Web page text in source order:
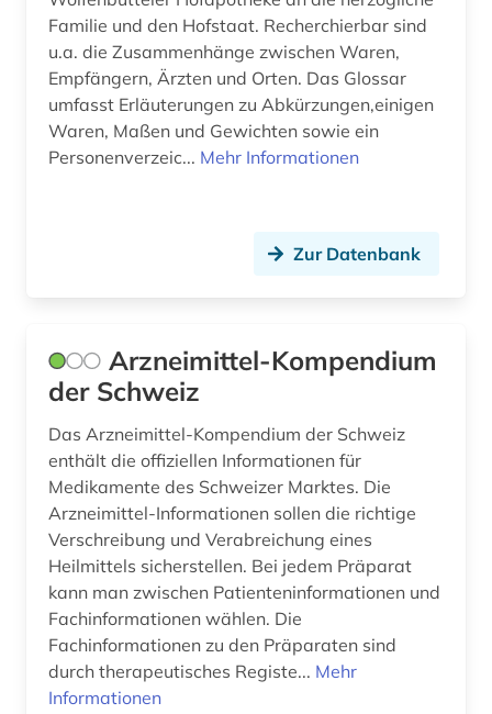
Museumswesen (0)
Familie und den Hofstaat. Recherchierbar sind
u.a. die Zusammenhänge zwischen Waren,
Empfängern, Ärzten und Orten. Das Glossar
umfasst Erläuterungen zu Abkürzungen,einigen
Waren, Maßen und Gewichten sowie ein
Personenverzeic... Mehr Informationen
Zur Datenbank
Arzneimittel-Kompendium
der Schweiz
Das Arzneimittel-Kompendium der Schweiz
enthält die offiziellen Informationen für
Medikamente des Schweizer Marktes. Die
Arzneimittel-Informationen sollen die richtige
Verschreibung und Verabreichung eines
Heilmittels sicherstellen. Bei jedem Präparat
kann man zwischen Patienteninformationen und
Fachinformationen wählen. Die
Fachinformationen zu den Präparaten sind
durch therapeutisches Registe... Mehr
Informationen